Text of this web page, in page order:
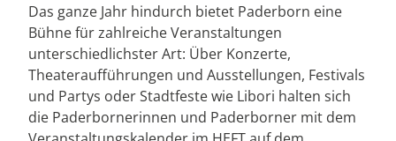
Das ganze Jahr hindurch bietet Paderborn eine
Bühne für zahlreiche Veranstaltungen
unterschiedlichster Art: Über Konzerte,
Theateraufführungen und Ausstellungen, Festivals
und Partys oder Stadtfeste wie Libori halten sich
die Paderbornerinnen und Paderborner mit dem